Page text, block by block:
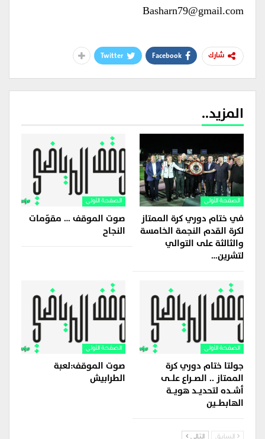
Basharn79@gmail.com‏
شارك Facebook
Twitter
المزيد..
الصفحة الأولى
في ختام دوري كرة الممتاز
لكرة القدم النجمة الخامسة
والثالثة على التوالي
لتشرين…
الصفحة الأولى
صوت الموقف … مقوّمات
النجاح
الصفحة الأولى
جولتا ختام دوري كرة
الممتاز .. الصــراع علــى
أشــده لتحديــد هويــة
الهابطــين
الصفحة الأولى
صوت الموقف:لعبة
الطرابيش
السابق التالي